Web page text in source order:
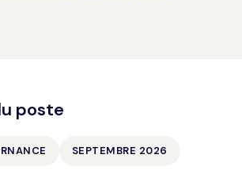
poste
SEPTEMBRE 2026